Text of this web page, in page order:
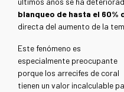
blanqueo de hasta el 60%
directa del aumento de la
Este fenómeno es
especialmente preocupante
porque los arrecifes de coral
tienen un valor incalculable